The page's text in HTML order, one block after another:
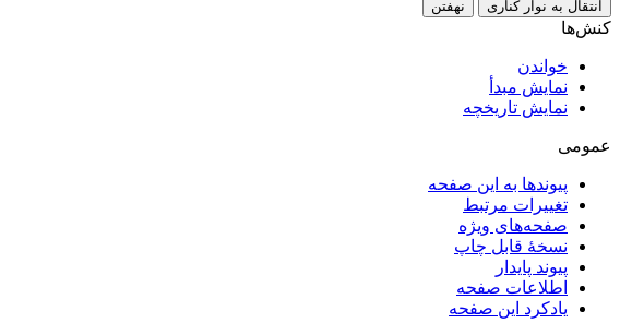
انتقال به نوار کناری نهفتن
کنش‌ها
خواندن
نمایش مبدأ
نمایش تاریخچه
عمومی
پیوندها به این صفحه
تغییرات مرتبط
صفحه‌های ویژه
نسخهٔ قابل چاپ
پیوند پایدار
اطلاعات صفحه
یادکرد این صفحه